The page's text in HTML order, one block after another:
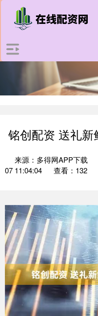
铭创配资 送礼
来源：多得网APP下载
07 11:04:04
查看：132